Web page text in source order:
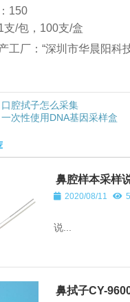
150
支/包，100支/盒
工厂：“深圳市华晨阳科
口腔拭子怎么采集
一次性使用DNA基因采样盒
鼻腔样本采样
2020/08/11
鼻腔
说...
鼻拭子CY-